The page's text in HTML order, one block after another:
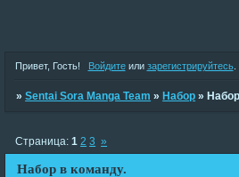
Привет, Гость! Войдитеили зарегистрируйтесь.
»Sentai Sora Manga Team »Набор »
Набор в команду.
Страница:1 2 3 »